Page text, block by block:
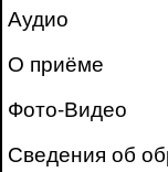
Аудио
О приёме
Фото-Видео
Сведения об